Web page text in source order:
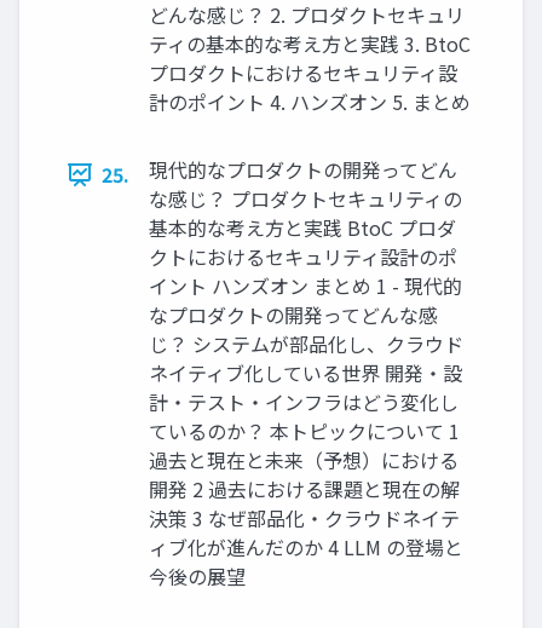
どんな感じ？ 2. プロダクトセキュリ
ティの基本的な考え方と実践 3. BtoC
プロダクトにおけるセキュリティ設
計のポイント 4. ハンズオン 5. まとめ
25.
現代的なプロダクトの開発ってどん
な感じ？ プロダクトセキュリティの
基本的な考え方と実践 BtoC プロダ
クトにおけるセキュリティ設計のポ
イント ハンズオン まとめ 1 - 現代的
なプロダクトの開発ってどんな感
じ？ システムが部品化し、クラウド
ネイティブ化している世界 開発・設
計・テスト・インフラはどう変化し
ているのか？ 本トピックについて 1
過去と現在と未来（予想）における
開発 2 過去における課題と現在の解
決策 3 なぜ部品化・クラウドネイテ
ィブ化が進んだのか 4 LLM の登場と
今後の展望